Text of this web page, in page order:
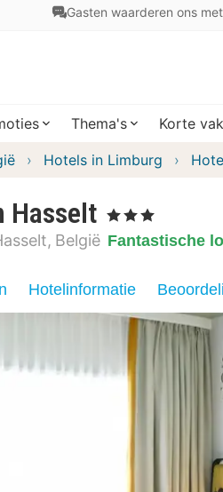
Gasten waarderen ons
Thema's Korte
Hotels in Limburg
Hasselt , 3 Sterren
België Fantastische
Hotelinformatie